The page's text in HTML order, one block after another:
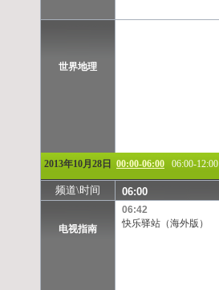
世界地理
2013年10月28日 00:00-06:00 06:00-12:00
频道\时间 06:00
电视指南
06:42
快乐驿站（海外版）